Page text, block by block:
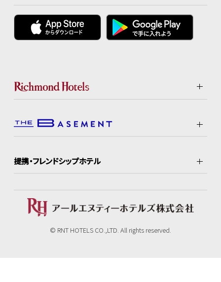
提携・フレンドシップホテル
© RNT HOTELS CO.,LTD. All rights reserved.